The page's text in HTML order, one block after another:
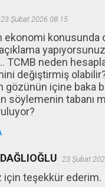
23 Şubat 2026 08:15
ekonomi konusunda
TCMB neden
değiştirmiş
gözünün içine baka
söylemenin tabanı
23 Şubat
için teşekkür ederim.